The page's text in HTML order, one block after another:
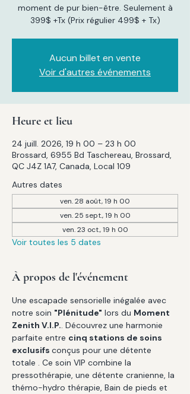
moment de pur bien-être. Seulement à
399$ +Tx (Prix régulier 499$ + Tx)
Aucun billet en vente
Voir d'autres événements
Heure et lieu
24 juill. 2026, 19 h 00 – 23 h 00
Brossard, 6955 Bd Taschereau, Brossard,
QC J4Z 1A7, Canada, Local 109
Autres dates
ven. 28 août, 19 h 00
ven. 25 sept., 19 h 00
ven. 23 oct., 19 h 00
Voir toutes les 5 dates
À propos de l'événement
Une escapade sensorielle inégalée avec
notre soin "Plénitude" lors du Moment
Zenith V.I.P.. Découvrez une harmonie
parfaite entre cinq stations de soins
exclusifs conçus pour une détente
totale . Ce soin VIP combine la
pressothérapie, une détente cranienne, la
thémo-hydro thérapie, Bain de pieds et